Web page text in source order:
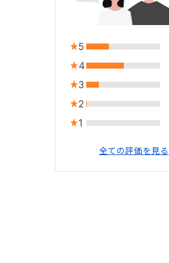
5
4
3
2
1
全ての評価を見る